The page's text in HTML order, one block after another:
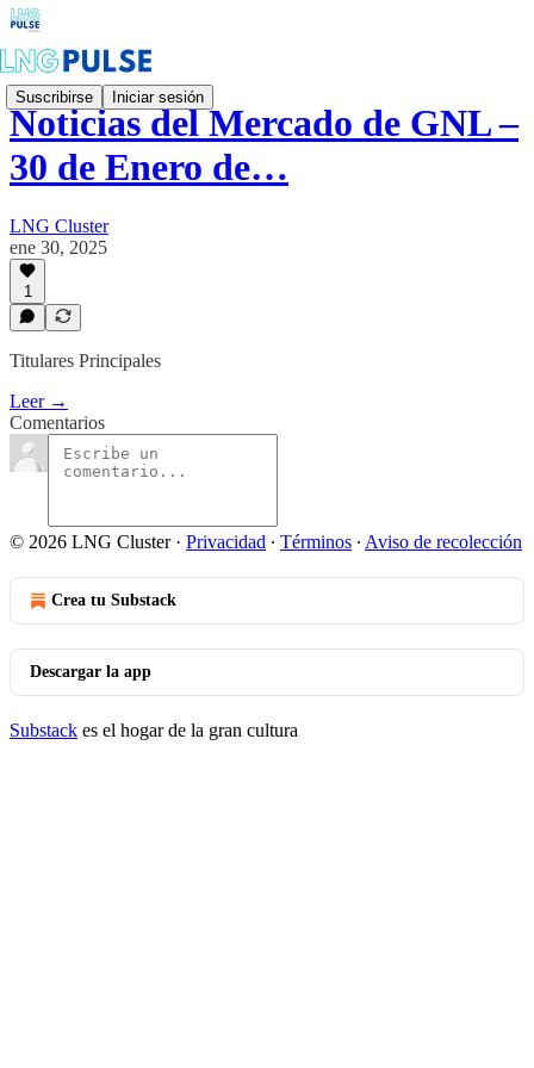
Suscribirse Iniciar sesión
Noticias del Mercado de GNL –
30 de Enero de…
LNG Cluster
ene 30, 2025
1
Titulares Principales
Leer →
Comentarios
© 2026 LNG Cluster· Privacidad ∙ Términos ∙ Aviso de recolección
Crea tu Substack
Descargar la app
Substack es el hogar de la gran cultura